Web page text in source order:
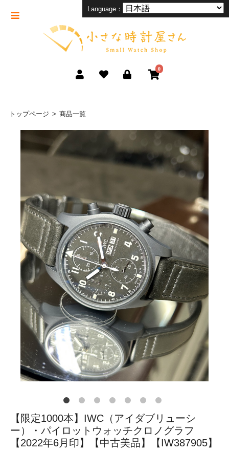
Language：
0
トップページ 商品一覧
【限定1000本】IWC（アイダブリューシ
ー）・パイロットウォッチクロノグラフ
【2022年6月印】【中古美品】【IW387905】